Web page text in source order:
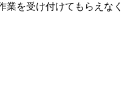
業を受け付けてもらえなく